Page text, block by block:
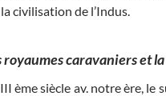
civilisation de l’Indus.
royaumes caravaniers et
ème siècle av. notre ère, le